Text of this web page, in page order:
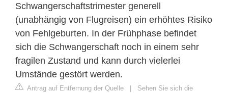
Schwangerschaftstrimester generell
(unabhängig von Flugreisen) ein erhöhtes Risiko
von Fehlgeburten. In der Frühphase befindet
sich die Schwangerschaft noch in einem sehr
fragilen Zustand und kann durch vielerlei
Umstände gestört werden.
Antrag auf Entfernung der Quelle
Sehen Sie sich die